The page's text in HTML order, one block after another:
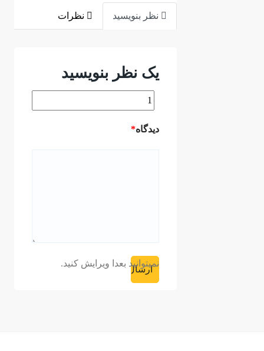
نظر بنویسید نظرات
یک نظر بنویسید
ديدگاه*
نمیتوانید بعدا ویرایش کنید.